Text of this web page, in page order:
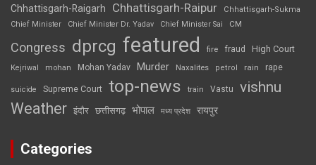
Chhattisgarh-Raigarh Chhattisgarh-Raipur
Chhattisgarh-Sukma
Chief Minister
Chief Minister Dr. Yadav Chief Minister Sai CM
Congress dprcg featured fire fraud High Court
Kejriwal mohan Mohan Yadav Murder Naxalites petrol rain rape
suicide Supreme Court top-news train Vastu vishnu
Weather इंदौर छत्तीसगढ़ भोपाल मध्य प्रदेश रायपुर
Categories